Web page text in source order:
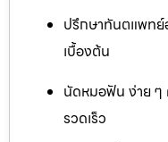
ปรึกษาทันตแพทย์
เบื้องต้น
นัดหมอฟัน ง่าย ๆ
รวดเร็ว